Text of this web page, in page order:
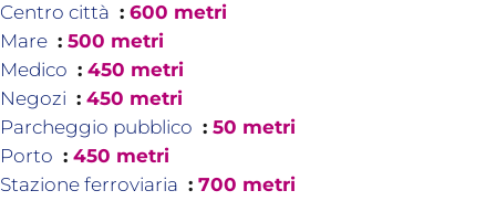
Centro città
600 metri
Mare
500 metri
Medico
450 metri
Negozi
450 metri
Parcheggio pubblico
50 metri
Porto
450 metri
Stazione ferroviaria
700 metri